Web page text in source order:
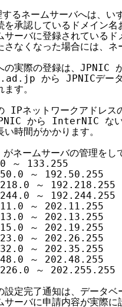
るネームサーバへは、
を承認しているドメイン
サーバに登録されている
さなくなった場合には、ネ
の実際の登録は、JPNIC
から JPNICデータ
す。
IPネットワークアドレス
から InterNIC ない
時間がかかります。
ームサーバの管理をし
～ 133.255
～ 192.50.255
～ 192.218.255
～ 192.244.255
～ 202.11.255
～ 202.13.255
～ 202.19.255
～ 202.26.255
～ 202.35.255
～ 202.48.255
～ 202.255.255
設定完了通知は、データ
サーバに申請内容が実際